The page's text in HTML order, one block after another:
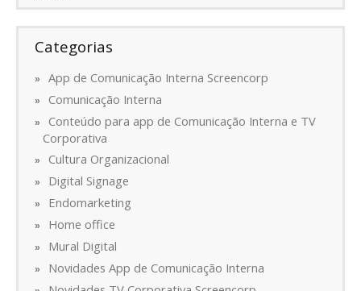
Categorias
App de Comunicação Interna Screencorp
Comunicação Interna
Conteúdo para app de Comunicação Interna e TV
Corporativa
Cultura Organizacional
Digital Signage
Endomarketing
Home office
Mural Digital
Novidades App de Comunicação Interna